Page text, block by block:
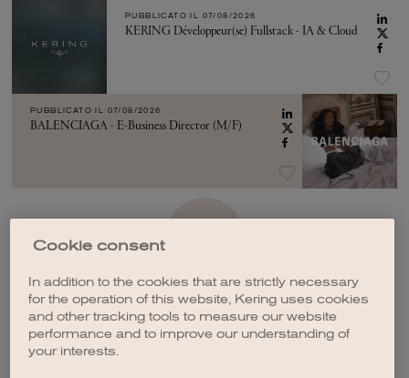
PUBBLICATO IL 07/08/2026
KERING Développeur(se) Fullstack - IA & Cloud
PUBBLICATO IL 07/08/2026
BALENCIAGA - E-Business Director (M/F)
Cookie consent
In addition to the cookies that are strictly necessary
for the operation of this website, Kering uses cookies
and other tracking tools to measure our website
performance and to improve our understanding of
your interests.